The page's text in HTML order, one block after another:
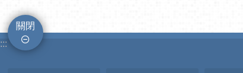
關閉
:::